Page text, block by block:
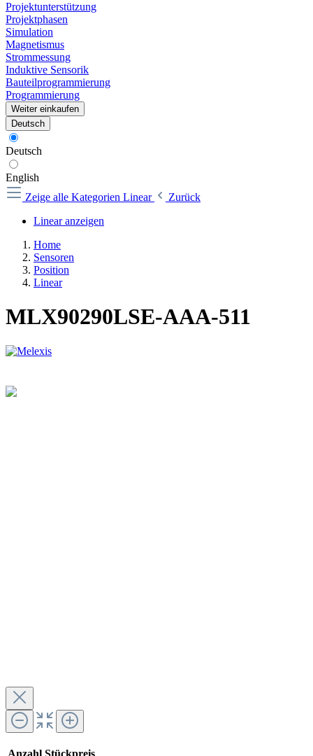
Projektunterstützung
Projektphasen
Simulation
Magnetismus
Strommessung
Induktive Sensorik
Bauteilprogrammierung
Programmierung
Weiter einkaufen
Deutsch
Deutsch
English
Zeige alle Kategorien Linear
Zurück
Linear anzeigen
Home
Sensoren
Position
Linear
MLX90290LSE-AAA-511
Anzahl Stückpreis